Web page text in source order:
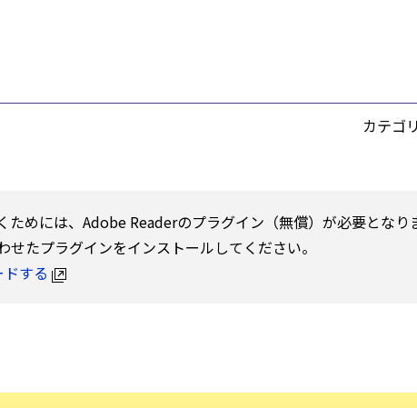
カテゴ
ためには、Adobe Readerのプラグイン（無償）が必要とな
たプラグインをインストールしてください。
する